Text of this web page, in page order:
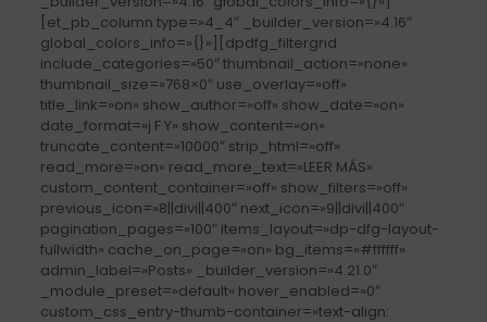
[et_pb_column type=»4_4″ _builder_version=»4.16″
global_colors_info=»{}»][dpdfg_filtergrid
include_categories=»50″ thumbnail_action=»none»
thumbnail_size=»768×0″ use_overlay=»off»
title_link=»on» show_author=»off» show_date=»on»
date_format=»j F Y» show_content=»on»
truncate_content=»10000″ strip_html=»off»
read_more=»on» read_more_text=»LEER MÁS»
custom_content_container=»off» show_filters=»off»
previous_icon=»8||divi||400″ next_icon=»9||divi||400″
pagination_pages=»100″ items_layout=»dp-dfg-layout-
fullwidth» cache_on_page=»on» bg_items=»#ffffff»
admin_label=»Posts» _builder_version=»4.21.0″
_module_preset=»default» hover_enabled=»0″
custom_css_entry-thumb-container=»text-align: